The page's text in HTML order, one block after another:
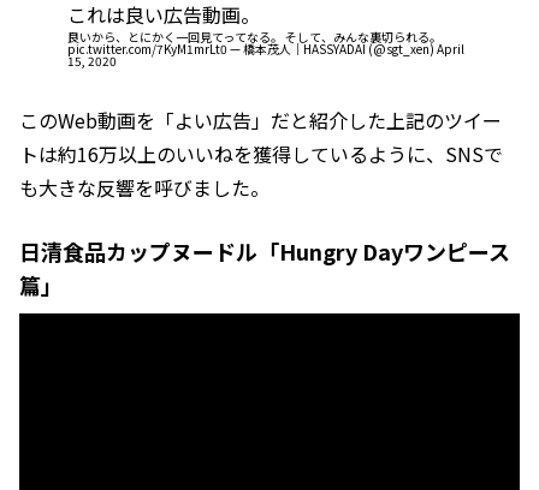
これは良い広告動画。
良いから、とにかく一回見てってなる。 そして、みんな裏切られる。
pic.twitter.com/7KyM1mrLt0 — 橋本茂人｜HASSYADAI (@sgt_xen) April
15, 2020
このWeb動画を「よい広告」だと紹介した上記のツイー
トは約16万以上のいいねを獲得しているように、SNSで
も大きな反響を呼びました。
日清食品カップヌードル「Hungry Dayワンピース
篇」